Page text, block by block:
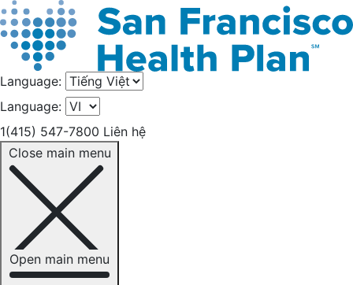
Language:
Language:
1(415) 547-7800 Liên hệ
Close main menu
Open main menu